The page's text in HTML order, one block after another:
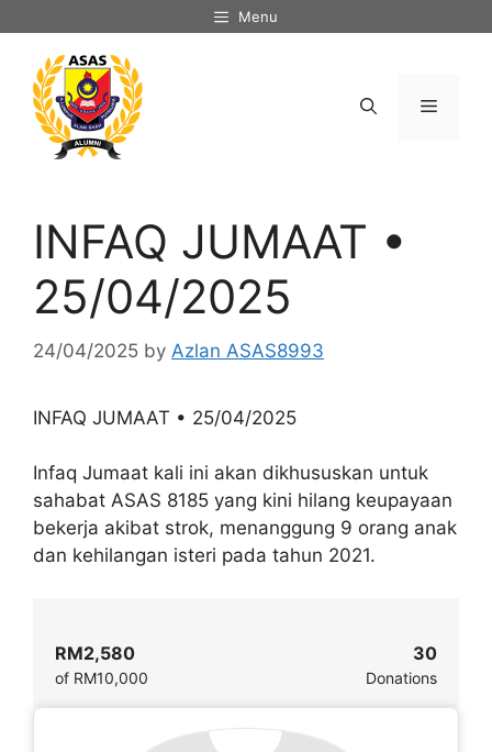
to
content
Menu
Menu
INFAQ JUMAAT •
25/04/2025
24/04/2025 by Azlan ASAS8993
INFAQ JUMAAT • 25/04/2025
Infaq Jumaat kali ini akan dikhususkan untuk
sahabat ASAS 8185 yang kini hilang keupayaan
bekerja akibat strok, menanggung 9 orang anak
dan kehilangan isteri pada tahun 2021.
RM2,580
of RM10,000
30
Donations